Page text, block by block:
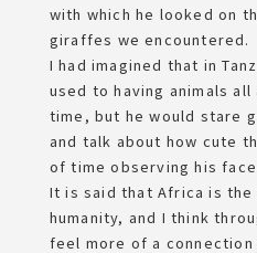
with which he looked on
giraffes we encountered.
I had imagined that in
used to having animals
time, but he would stare
and talk about how cute
of time observing his
It is said that Africa is
humanity, and I think
feel more of a